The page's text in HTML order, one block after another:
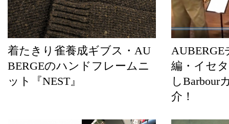
着たきり雀養成ギブス・AU
BERGEのハンドフレームニ
ット『NEST』
編・イセ
しBarbour
介！